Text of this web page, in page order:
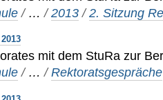
/ …/2013 /2. Sitzung
mit dem StuRa zur
/ …/Rektoratsgespräche